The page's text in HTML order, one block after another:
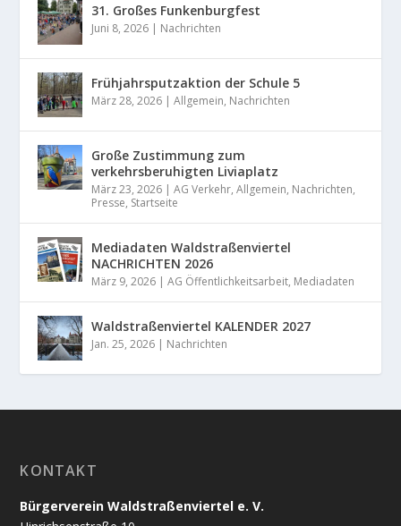
31. Großes Funkenburgfest
Juni 8, 2026 | Nachrichten
Frühjahrsputzaktion der Schule 5
März 28, 2026 |Allgemein, Nachrichten
Große Zustimmung zum
verkehrsberuhigten Liviaplatz
März 23, 2026 |AG Verkehr,Allgemein, Nachrichten,
Presse, Startseite
Mediadaten Waldstraßenviertel
NACHRICHTEN 2026
März 9, 2026 |AG Öffentlichkeitsarbeit, Mediadaten
Waldstraßenviertel KALENDER 2027
Jan. 25, 2026 | Nachrichten
KONTAKT
Bürgerverein Waldstraßenviertel e. V.